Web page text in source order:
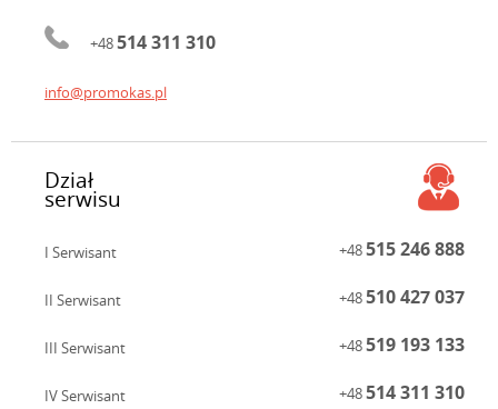
+48514 311 310
info@promokas.pl
Dział
serwisu
I Serwisant +48515 246 888
II Serwisant +48510 427 037
III Serwisant +48519 193 133
IV Serwisant +48514 311 310